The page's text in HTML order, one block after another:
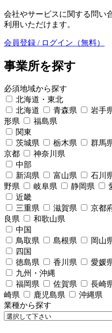
会社やサービスに関する問い
利用いただけます。
会員登録 / ログイン（無料）
事業所を探す
必須地域から探す
北海道・東北
北海道
青森県 岩手
形県
福島県
関東
茨城県
栃木県 群馬
京都
神奈川県
中部
新潟県
富山県 石川
野県
岐阜県 静岡県
近畿
三重県
滋賀県 京都
良県
和歌山県
中国
鳥取県
島根県 岡山
四国
徳島県
香川県 愛媛
九州・沖縄
福岡県
佐賀県 長崎
崎県
鹿児島県
沖縄県
業種から探す